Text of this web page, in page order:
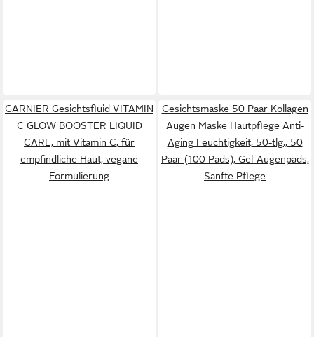
GARNIER Gesichtsfluid VITAMIN
C GLOW BOOSTER LIQUID
CARE, mit Vitamin C, für
empfindliche Haut, vegane
Formulierung
Gesichtsmaske 50 Paar Kollagen
Augen Maske Hautpflege Anti-
Aging Feuchtigkeit, 50-tlg., 50
Paar (100 Pads), Gel-Augenpads,
Sanfte Pflege